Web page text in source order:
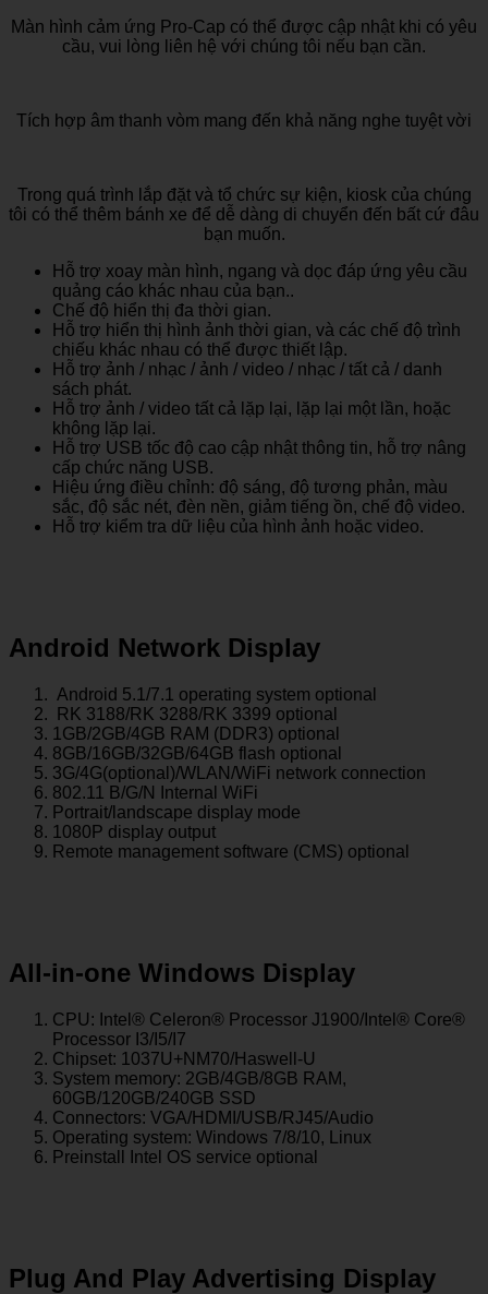
Màn hình cảm ứng Pro-Cap có thể được cập nhật khi có yêu
cầu, vui lòng liên hệ với chúng tôi nếu bạn cần.
Tích hợp âm thanh vòm mang đến khả năng nghe tuyệt vời
Trong quá trình lắp đặt và tổ chức sự kiện, kiosk của chúng
tôi có thể thêm bánh xe để dễ dàng di chuyển đến bất cứ đâu
bạn muốn.
Hỗ trợ xoay màn hình, ngang và dọc đáp ứng yêu cầu
quảng cáo khác nhau của bạn..
Chế độ hiển thị đa thời gian.
Hỗ trợ hiển thị hình ảnh thời gian, và các chế độ trình
chiếu khác nhau có thể được thiết lập.
Hỗ trợ ảnh / nhạc / ảnh / video / nhạc / tất cả / danh
sách phát.
Hỗ trợ ảnh / video tất cả lặp lại, lặp lại một lần, hoặc
không lặp lại.
Hỗ trợ USB tốc độ cao cập nhật thông tin, hỗ trợ nâng
cấp chức năng USB.
Hiệu ứng điều chỉnh: độ sáng, độ tương phản, màu
sắc, độ sắc nét, đèn nền, giảm tiếng ồn, chế độ video.
Hỗ trợ kiểm tra dữ liệu của hình ảnh hoặc video.
Android Network Display
Android 5.1/7.1 operating system optional
RK 3188/RK 3288/RK 3399 optional
1GB/2GB/4GB RAM (DDR3) optional
8GB/16GB/32GB/64GB flash optional
3G/4G(optional)/WLAN/WiFi network connection
802.11 B/G/N Internal WiFi
Portrait/landscape display mode
1080P display output
Remote management software (CMS) optional
All-in-one Windows Display
CPU: Intel® Celeron® Processor J1900/Intel® Core®
Processor I3/I5/I7
Chipset: 1037U+NM70/Haswell-U
System memory: 2GB/4GB/8GB RAM,
60GB/120GB/240GB SSD
Connectors: VGA/HDMI/USB/RJ45/Audio
Operating system: Windows 7/8/10, Linux
Preinstall Intel OS service optional
Plug And Play Advertising Display